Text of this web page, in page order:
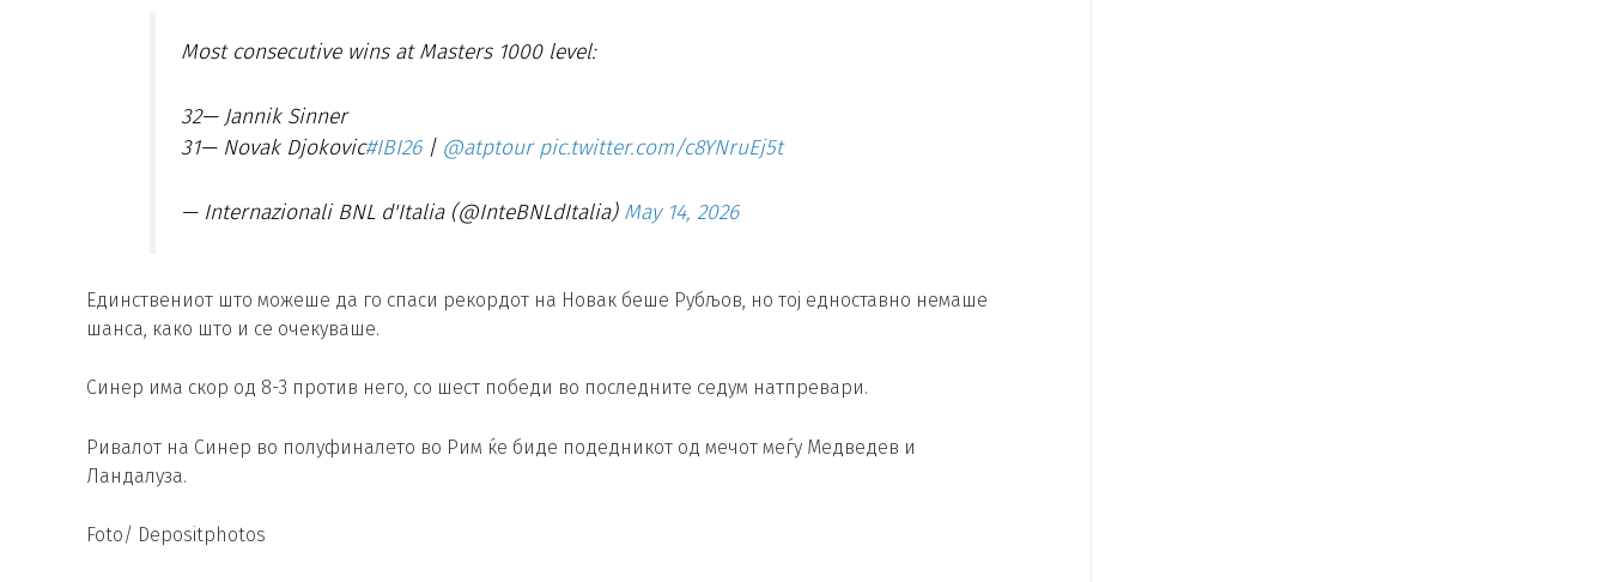
Most consecutive wins at Masters 1000 level:
32— Jannik Sinner
31— Novak Djokovic#IBI26| @atptour pic.twitter.com/c8YNruEj5t
— Internazionali BNL d'Italia (@InteBNLdItalia) May 14, 2026
Единствениот што можеше да го спаси рекордот на Новак беше Рубљов, но тој едноставно немаше
шанса, како што и се очекуваше.
Синер има скор од 8-3 против него, со шест победи во последните седум натпревари.
Ривалот на Синер во полуфиналето во Рим ќе биде подедникот од мечот меѓу Медведев и
Ландалуза.
Foto/ Depositphotos